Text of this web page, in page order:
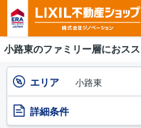
小路東のファミリー層におス
エリア 小路東
詳細条件